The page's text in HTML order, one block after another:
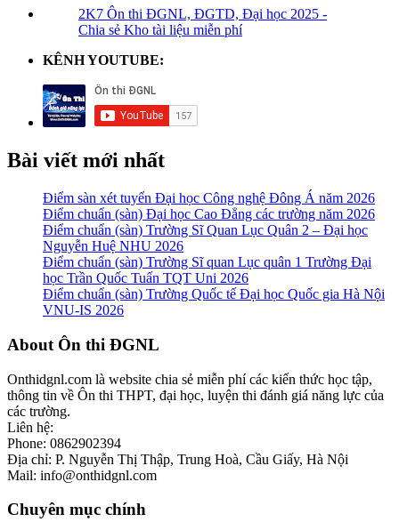
2K7 Ôn thi ĐGNL, ĐGTD, Đại học 2025 -
Chia sẻ Kho tài liệu miễn phí
KÊNH YOUTUBE:
Bài viết mới nhất
Điểm sàn xét tuyển Đại học Công nghệ Đông Á năm 2026
Điểm chuẩn (sàn) Đại học Cao Đẳng các trường năm 2026
Điểm chuẩn (sàn) Trường Sĩ Quan Lục Quân 2 – Đại học
Nguyễn Huệ NHU 2026
Điểm chuẩn (sàn) Trường Sĩ quan Lục quân 1 Trường Đại
học Trần Quốc Tuấn TQT Uni 2026
Điểm chuẩn (sàn) Trường Quốc tế Đại học Quốc gia Hà Nội
VNU-IS 2026
Footer
About Ôn thi ĐGNL
Onthidgnl.com là website chia sẻ miễn phí các kiến thức học tập,
thông tin về Ôn thi THPT, đại học, luyện thi đánh giá năng lực của
các trường.
Liên hệ:
Phone: 0862902394
Địa chỉ: P. Nguyễn Thị Thập, Trung Hoà, Cầu Giấy, Hà Nội
Mail: info@onthidgnl.com
Chuyên mục chính